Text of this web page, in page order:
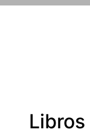
Libros